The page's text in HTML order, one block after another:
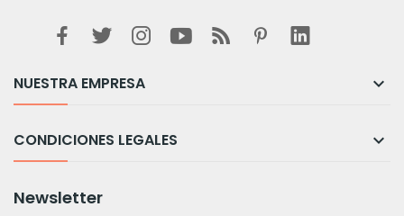
NUESTRA EMPRESA 
CONDICIONES LEGALES 
Newsletter